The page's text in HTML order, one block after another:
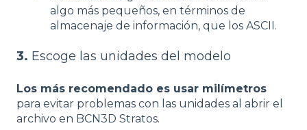
algo más pequeños, en términos de
almacenaje de información, que los ASCII.
3. Escoge las unidades del modelo
Los más recomendado es usar milímetros
para evitar problemas con las unidades al abrir el
archivo en BCN3D Stratos.